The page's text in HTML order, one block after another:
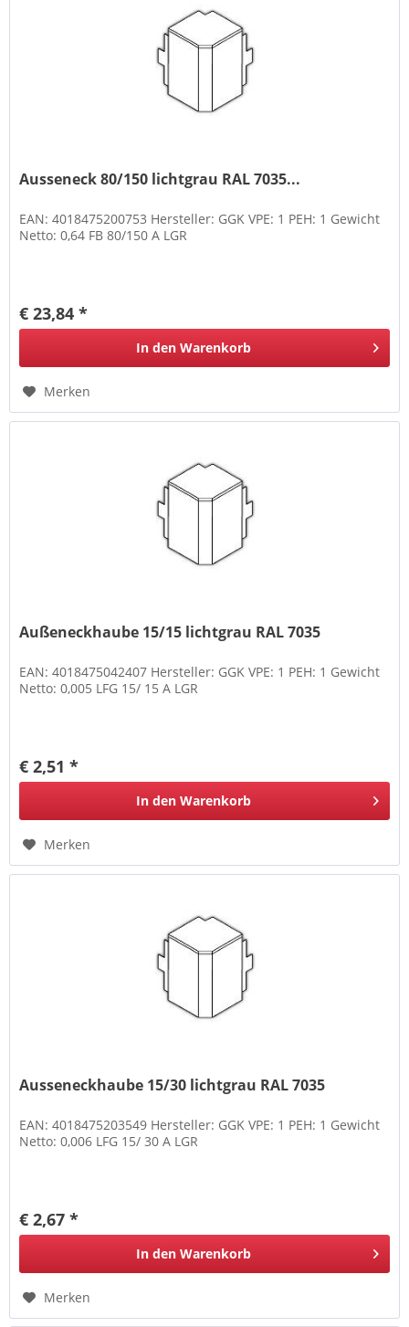
Ausseneck 80/150 lichtgrau RAL 7035...
EAN: 4018475200753 Hersteller: GGK VPE: 1 PEH: 1 Gewicht
Netto: 0,64 FB 80/150 A LGR
€ 23,84 *
In den Warenkorb
Merken
Außeneckhaube 15/15 lichtgrau RAL 7035
EAN: 4018475042407 Hersteller: GGK VPE: 1 PEH: 1 Gewicht
Netto: 0,005 LFG 15/ 15 A LGR
€ 2,51 *
In den Warenkorb
Merken
Ausseneckhaube 15/30 lichtgrau RAL 7035
EAN: 4018475203549 Hersteller: GGK VPE: 1 PEH: 1 Gewicht
Netto: 0,006 LFG 15/ 30 A LGR
€ 2,67 *
In den Warenkorb
Merken